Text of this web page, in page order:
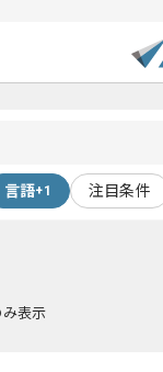
言語+1 注目条件
表示